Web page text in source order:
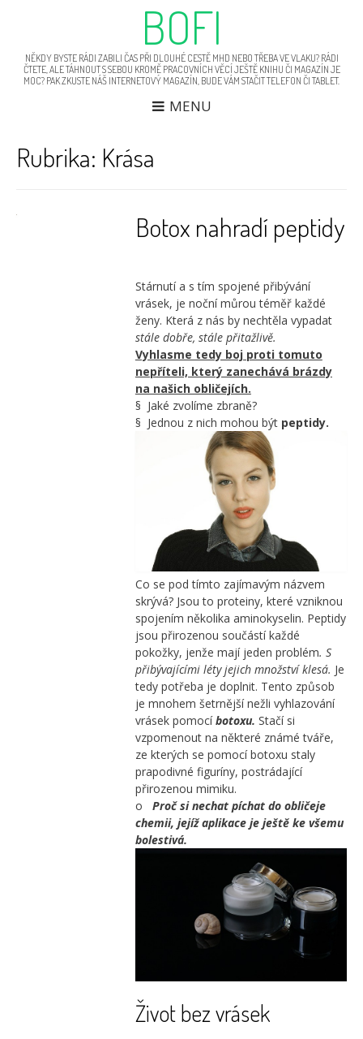
BOFI
NĚKDY BYSTE RÁDI ZABILI ČAS PŘI DLOUHÉ CESTĚ MHD NEBO TŘEBA VE VLAKU? RÁDI
ČTETE, ALE TÁHNOUT S SEBOU KROMĚ PRACOVNÍCH VĚCÍ JEŠTĚ KNIHU ČI MAGAZÍN JE
MOC? PAK ZKUSTE NÁŠ INTERNETOVÝ MAGAZÍN, BUDE VÁM STAČIT TELEFON ČI TABLET.
MENU
Rubrika: Krása
Botox nahradí peptidy
Stárnutí a s tím spojené přibývání
vrásek, je noční můrou téměř každé
ženy. Která z nás by nechtěla vypadat
stále dobře, stále přitažlivě.
Vyhlasme tedy boj proti tomuto
nepříteli, který zanechává brázdy
na našich obličejích.
§ Jaké zvolíme zbraně?
§ Jednou z nich mohou být peptidy.
Co se pod tímto zajímavým názvem
skrývá? Jsou to proteiny, které vzniknou
spojením několika aminokyselin. Peptidy
jsou přirozenou součástí každé
pokožky, jenže mají jeden problém. S
přibývajícími léty jejich množství klesá. Je
tedy potřeba je doplnit. Tento způsob
je mnohem šetrnější nežli vyhlazování
vrásek pomocíbotoxu. Stačí si
vzpomenout na některé známé tváře,
ze kterých se pomocí botoxu staly
prapodivné figuríny, postrádající
přirozenou mimiku.
o Proč si nechat píchat do obličeje
chemii, jejíž aplikace je ještě ke všemu
bolestivá.
Život bez vrásek